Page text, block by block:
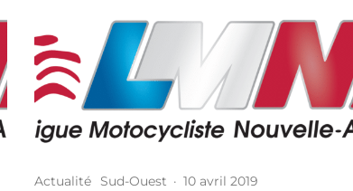
Actualité Sud-Ouest · 10 avril 2019